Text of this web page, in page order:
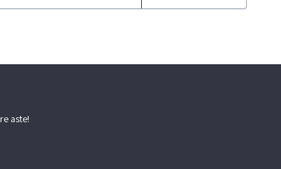
prevista per lo svolgimento
aste!